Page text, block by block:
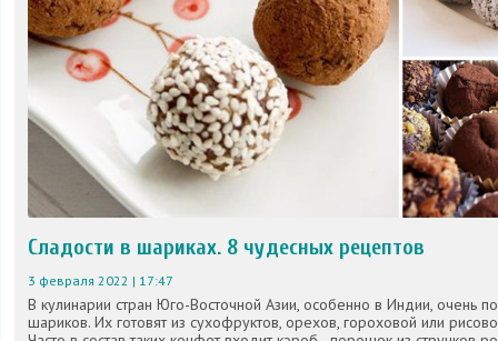
Сладости в шариках. 8 чудесных рецептов
3 февраля 2022 | 17:47
В кулинарии стран Юго-Восточной Азии, особенно в Индии, очень
шариков. Их готовят из сухофруктов, орехов, гороховой или